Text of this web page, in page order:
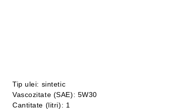
Tip ulei: sintetic
Vascozitate (SAE): 5W30
Cantitate (litri): 1